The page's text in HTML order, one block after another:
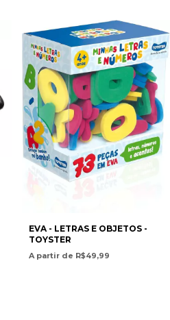
EVA - LETRAS E OBJETOS -
TOYSTER
A partir de R$49,99